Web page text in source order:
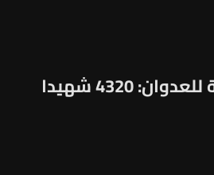
الحصيلة التراكمية للعدوان: 4320 شهيدا